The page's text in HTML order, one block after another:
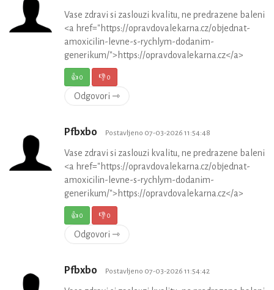
Vase zdravi si zaslouzi kvalitu, ne predrazene baleni
<a href="https://opravdovalekarna.cz/objednat-
amoxicilin-levne-s-rychlym-dodanim-
generikum/">https://opravdovalekarna.cz</a>
👍0 👎0
Odgovori ⇾
Pfbxbo Postavljeno 07-03-2026 11:54:48
Vase zdravi si zaslouzi kvalitu, ne predrazene baleni
<a href="https://opravdovalekarna.cz/objednat-
amoxicilin-levne-s-rychlym-dodanim-
generikum/">https://opravdovalekarna.cz</a>
👍0 👎0
Odgovori ⇾
Pfbxbo Postavljeno 07-03-2026 11:54:42